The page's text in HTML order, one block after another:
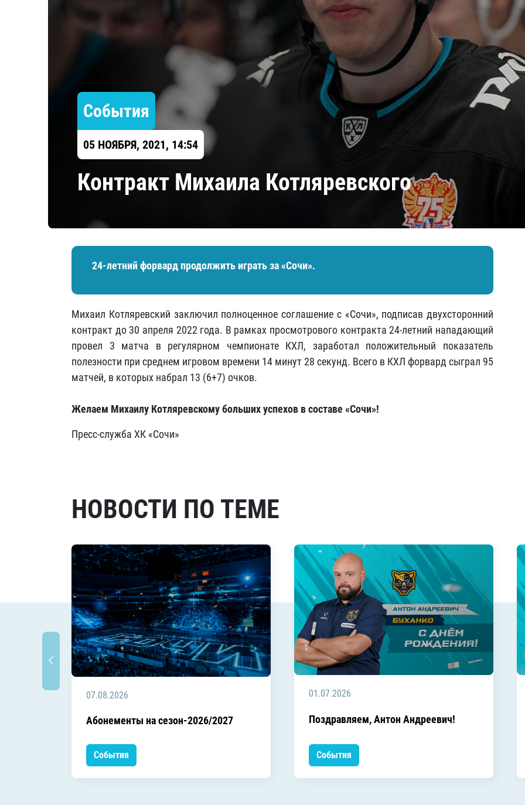
Северсталь
ЦСКА
Шанхайские Драконы
Амур
Барыс
Салават Юлаев
События
05 НОЯБРЯ, 2021, 14:54
Контракт Михаила Котляревского
24-летний форвард продолжить играть за «Сочи».
Михаил Котляревский заключил полноценное соглашение с «Сочи», подписав двухсторонний
контракт до 30 апреля 2022 года. В рамках просмотрового контракта 24-летний нападающий
провел 3 матча в регулярном чемпионате КХЛ, заработал положительный показатель
полезности при среднем игровом времени 14 минут 28 секунд. Всего в КХЛ форвард сыграл 95
матчей, в которых набрал 13 (6+7) очков.
Желаем Михаилу Котляревскому больших успехов в составе «Сочи»!
Пресс-служба ХК «Сочи»
НОВОСТИ ПО ТЕМЕ
07.08.2026
Абонементы на сезон-2026/2027
События
01.07.2026
Поздравляем, Антон Андреевич!
События